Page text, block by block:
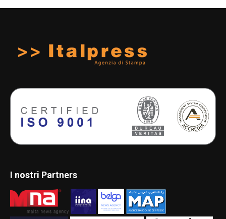
I nostri Partners